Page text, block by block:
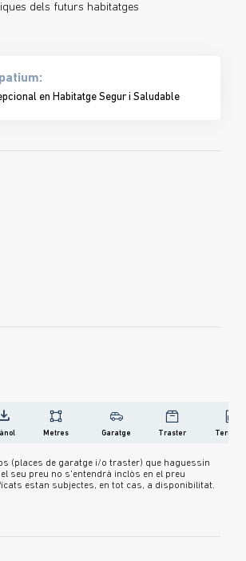
dels futurs habitatges
en Habitatge Segur i Saludable
Metres Garatge Traster Terrassa
(places de garatge i/o traster) que haguessin
seu preu no s'entendrà inclòs en el preu
estan subjectes, en tot cas, a disponibilitat.